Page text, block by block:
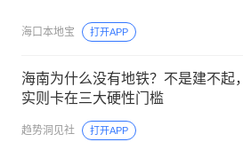
海口本地宝 打开APP
海南为什么没有地铁？不是建不起，
实则卡在三大硬性门槛
趋势洞见社 打开APP